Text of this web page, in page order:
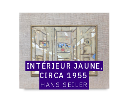
Catalogue
raisonné,
Hans
Seiler,
Intérieur
jaune,
circa
1955
INTÉRIEUR JAUNE,
CIRCA 1955
HANS SEILER